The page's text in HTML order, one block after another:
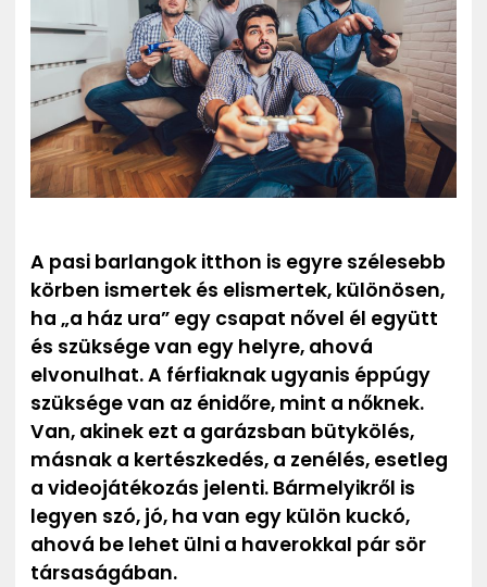
ZENE
MÉDIAAJÁNLAT
IMPRESSZUM
PR-ARCHÍVUM
ADATKEZELÉSI TÁJÉKOZTATÓ
A pasi barlangok itthon is egyre szélesebb
körben ismertek és elismertek, különösen,
ha „a ház ura” egy csapat nővel él együtt
és szüksége van egy helyre, ahová
elvonulhat. A férfiaknak ugyanis éppúgy
szüksége van az énidőre, mint a nőknek.
Van, akinek ezt a garázsban bütykölés,
másnak a kertészkedés, a zenélés, esetleg
a videojátékozás jelenti. Bármelyikről is
legyen szó, jó, ha van egy külön kuckó,
ahová be lehet ülni a haverokkal pár sör
társaságában.